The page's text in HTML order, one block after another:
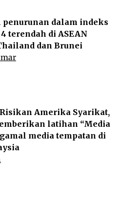
penurunan dalam indeks
terendah di ASEAN
dan Brunei
Amerika Syarikat,
latihan “Media
media tempatan di